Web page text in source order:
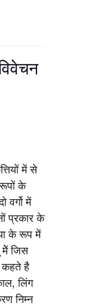
में से
के
वर्गो में
प्रकार के
के रूप में
मेें जिस
कहते है
लिंग
निम्न